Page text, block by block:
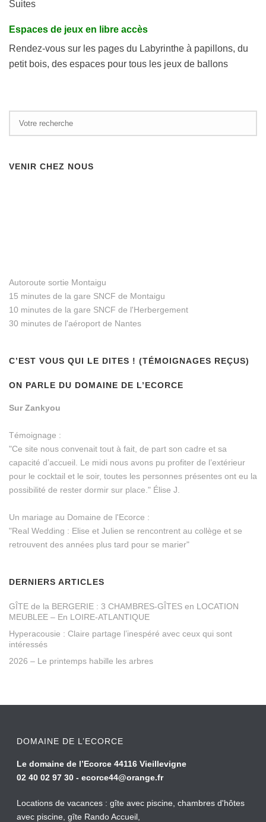
Suites
Espaces de jeux en libre accès
Rendez-vous sur les pages du Labyrinthe à papillons, du
petit bois, des espaces pour tous les jeux de ballons
VENIR CHEZ NOUS
Autoroute sortie Montaigu
15 minutes de la gare SNCF de Montaigu
10 minutes de la gare SNCF de l'Herbergement
30 minutes de l'aéroport de Nantes
C’EST VOUS QUI LE DITES ! (TÉMOIGNAGES REÇUS)
ON PARLE DU DOMAINE DE L’ECORCE
Sur Zankyou
Témoignage :
"Ce site nous convenait tout à fait, de part son cadre et sa
capacité d’accueil. Le midi nous avons pu profiter de l’extérieur
pour le cocktail et le soir, toutes les personnes présentes ont eu la
possibilité de rester dormir sur place." Élise J.
Un mariage au Domaine de l'Ecorce :
"Real Wedding : Elise et Julien se rencontrent au collège et se
retrouvent des années plus tard pour se marier"
DERNIERS ARTICLES
GÎTE de la BERGERIE : 3 CHAMBRES-GÎTES en LOCATION
MEUBLEE – En LOIRE-ATLANTIQUE
Hyperacousie : Claire partage l’inespéré avec ceux qui sont
intéressés
2026 – Le printemps habille les arbres
DOMAINE DE L’ECORCE
Le domaine de l’Ecorce 44116 Vieillevigne
02 40 02 97 30 -ecorce44@orange.fr
Locations de vacances : gîte avec piscine, chambres d'hôtes
avec piscine, gîte Rando Accueil,